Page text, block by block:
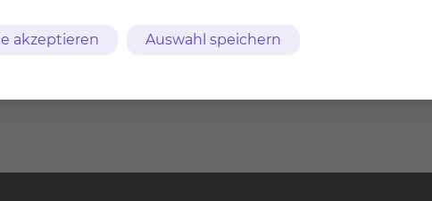
akzeptieren Auswahl speichern